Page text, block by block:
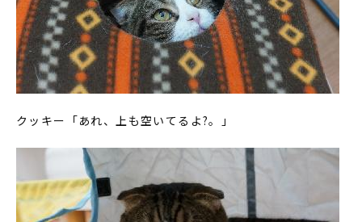
クッキー「あれ、上も空いてるよ?。」